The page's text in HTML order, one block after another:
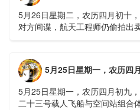
5月26日星期二，农历四月初十
对方间谍，航天工程师仍偷拍出
5月25日星期一，农历四
5月25日星期一，农历四月初九
二十三号载人飞船与空间站组合